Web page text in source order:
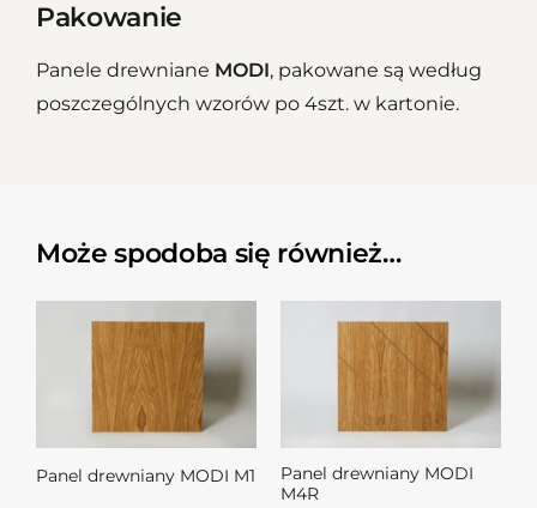
Pakowanie
Panele drewniane MODI, pakowane są według
poszczególnych wzorów po 4szt. w kartonie.
Może spodoba się również…
Panel drewniany MODI M1
Panel drewniany MODI
M4R